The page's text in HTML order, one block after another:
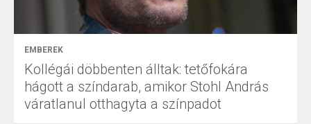
EMBEREK
Kollégái döbbenten álltak: tetőfokára
hágott a színdarab, amikor Stohl András
váratlanul otthagyta a színpadot